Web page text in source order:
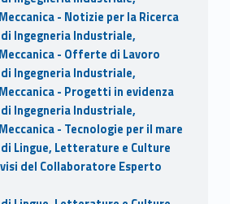
- Notizie per la Ricerca
Ingegneria Industriale,
- Offerte di Lavoro
Ingegneria Industriale,
- Progetti in evidenza
Ingegneria Industriale,
- Tecnologie per il mare
Lingue, Letterature e Culture
del Collaboratore Esperto